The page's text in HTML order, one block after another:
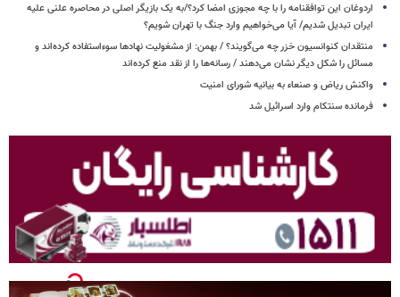
اردوغان این توافقنامه را با چه مجوزی امضا کرد؟/به یک بازیگر اصلی در محاصره علنی علیه
ایران تبدیل شدیم/ آیا می‌خواهیم وارد جنگ با تهران شویم؟
منتقدان کنوانسیون خزر چه می‌گویند؟ / بهمن: از مشغولیت نهادها سوءاستفاده کرده‌اند و
مسائل را شکل دیگر نشان می‌دهند / رسانه‌ها را از نقد منع کرده‌اند
واکنش ریاض و صنعاء به بیانیه شورای امنیت
فرمانده سنتکام وارد اسرائیل شد